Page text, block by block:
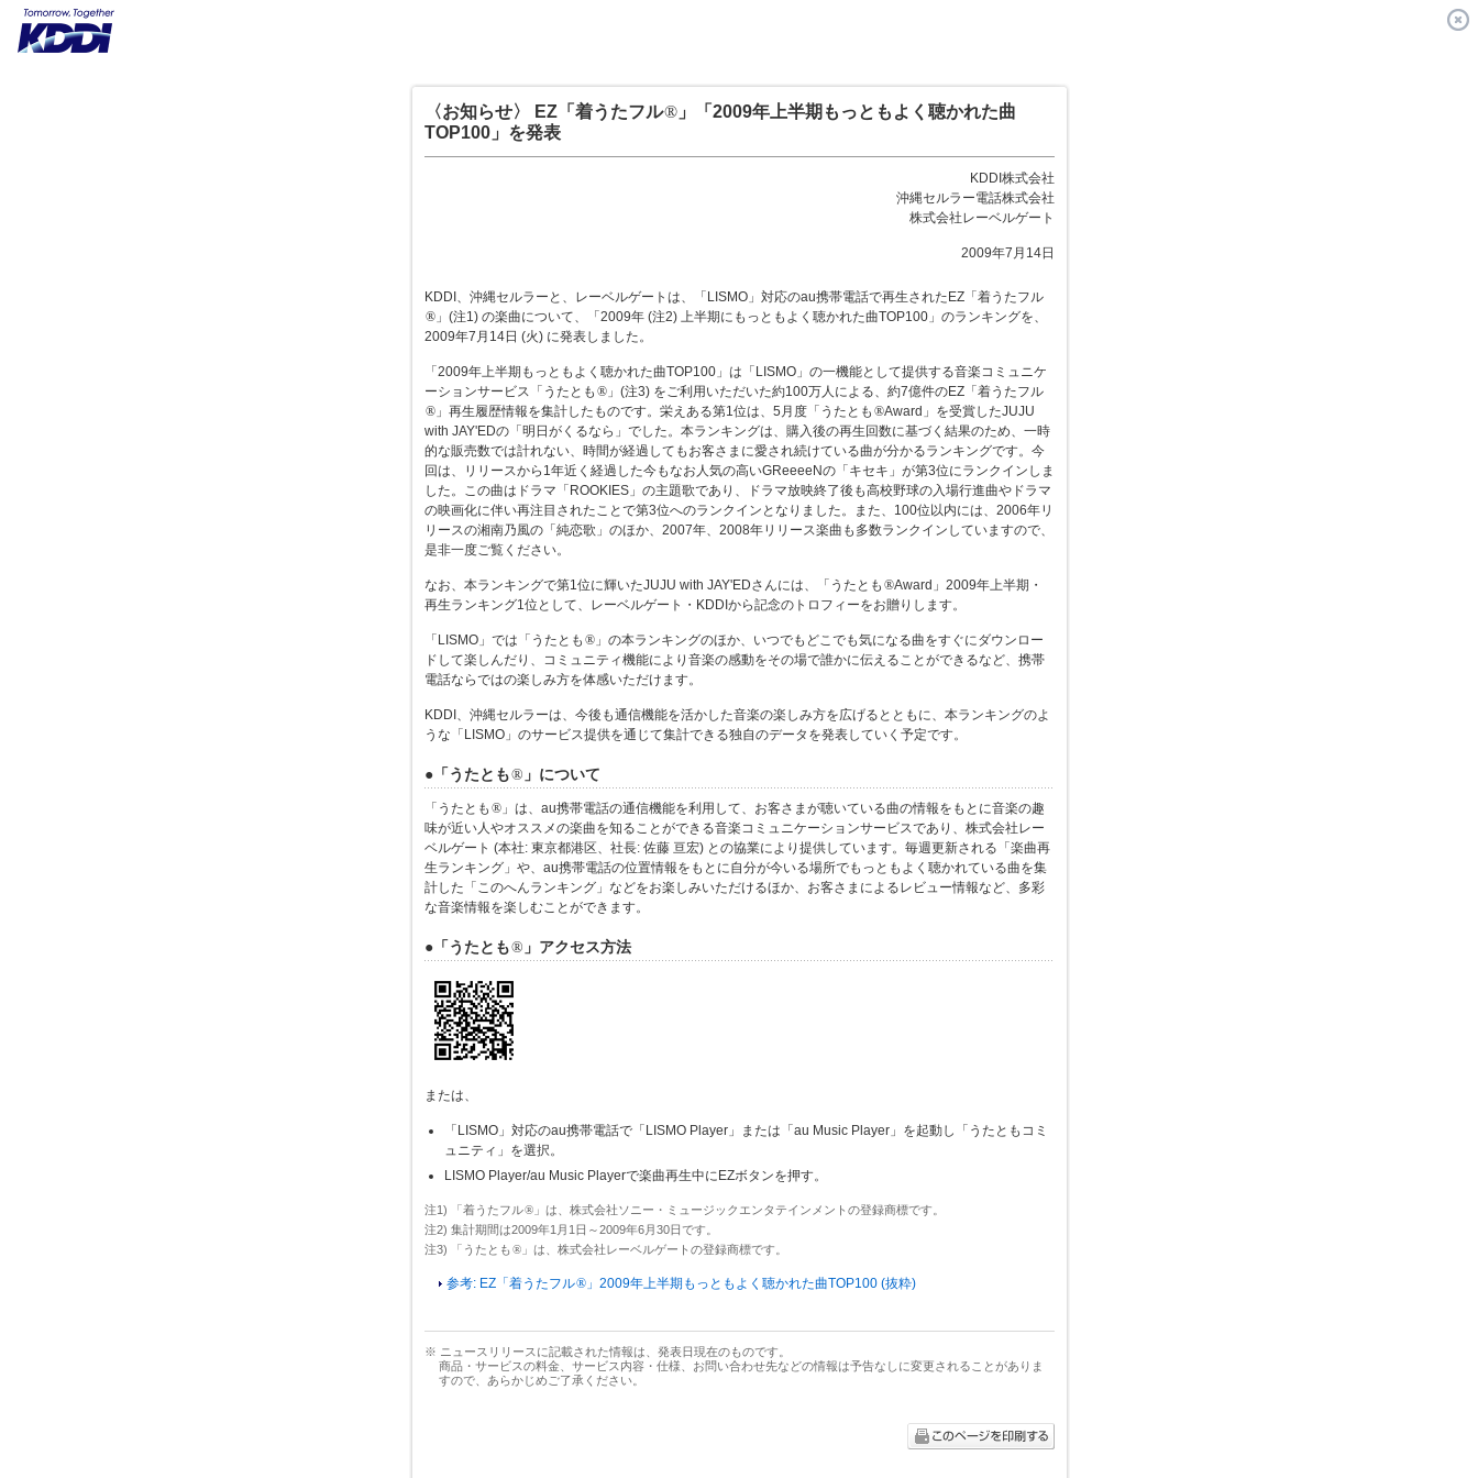
〈お知らせ〉 EZ「着うたフル® 」「2009年上半期もっともよく聴かれた曲
TOP100」を発表
KDDI株式会社
沖縄セルラー電話株式会社
株式会社レーベルゲート
2009年7月14日
KDDI、沖縄セルラーと、レーベルゲートは、「LISMO」対応のau携帯電話で再生されたEZ「着うたフル
®」(注1) の楽曲について、「2009年 (注2) 上半期にもっともよく聴かれた曲TOP100」のランキングを、
2009年7月14日 (火) に発表しました。
「2009年上半期もっともよく聴かれた曲TOP100」は「LISMO」の一機能として提供する音楽コミュニケ
ーションサービス「うたとも ®」(注3) をご利用いただいた約100万人による、約7億件のEZ「着うたフル
®」再生履歴情報を集計したものです。栄えある第1位は、5月度「うたとも ®Award」を受賞したJUJU
with JAY'EDの「明日がくるなら」でした。本ランキングは、購入後の再生回数に基づく結果のため、一時
的な販売数では計れない、時間が経過してもお客さまに愛され続けている曲が分かるランキングです。今
回は、リリースから1年近く経過した今もなお人気の高いGReeeeNの「キセキ」が第3位にランクインしま
した。この曲はドラマ「ROOKIES」の主題歌であり、ドラマ放映終了後も高校野球の入場行進曲やドラマ
の映画化に伴い再注目されたことで第3位へのランクインとなりました。また、100位以内には、2006年リ
リースの湘南乃風の「純恋歌」のほか、2007年、2008年リリース楽曲も多数ランクインしていますので、
是非一度ご覧ください。
なお、本ランキングで第1位に輝いたJUJU with JAY'EDさんには、「うたとも ®Award」2009年上半期・
再生ランキング1位として、レーベルゲート・KDDIから記念のトロフィーをお贈りします。
「LISMO」では「うたとも ®」の本ランキングのほか、いつでもどこでも気になる曲をすぐにダウンロー
ドして楽しんだり、コミュニティ機能により音楽の感動をその場で誰かに伝えることができるなど、携帯
電話ならではの楽しみ方を体感いただけます。
KDDI、沖縄セルラーは、今後も通信機能を活かした音楽の楽しみ方を広げるとともに、本ランキングのよ
うな「LISMO」のサービス提供を通じて集計できる独自のデータを発表していく予定です。
●「うたとも® 」について
「うたとも ®」は、au携帯電話の通信機能を利用して、お客さまが聴いている曲の情報をもとに音楽の趣
味が近い人やオススメの楽曲を知ることができる音楽コミュニケーションサービスであり、株式会社レー
ベルゲート (本社: 東京都港区、社長: 佐藤 亘宏) との協業により提供しています。毎週更新される「楽曲再
生ランキング」や、au携帯電話の位置情報をもとに自分が今いる場所でもっともよく聴かれている曲を集
計した「このへんランキング」などをお楽しみいただけるほか、お客さまによるレビュー情報など、多彩
な音楽情報を楽しむことができます。
●「うたとも® 」アクセス方法
または、
「LISMO」対応のau携帯電話で「LISMO Player」または「au Music Player」を起動し「うたともコミ
ュニティ」を選択。
LISMO Player/au Music Playerで楽曲再生中にEZボタンを押す。
注1) 「着うたフル®」は、株式会社ソニー・ミュージックエンタテインメントの登録商標です。
注2) 集計期間は2009年1月1日～2009年6月30日です。
注3) 「うたとも ®」は、株式会社レーベルゲートの登録商標です。
参考: EZ「着うたフル®」2009年上半期もっともよく聴かれた曲TOP100 (抜粋)
※ ニュースリリースに記載された情報は、発表日現在のものです。
商品・サービスの料金、サービス内容・仕様、お問い合わせ先などの情報は予告なしに変更されることがありま
すので、あらかじめご了承ください。